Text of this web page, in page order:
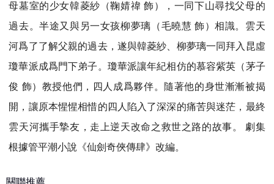
母墓室的少女韓菱紗（鞠婧禕 飾），一同下山尋找父母的
過去。半途又與另一女孩柳夢璃（毛曉慧 飾）相識。雲天
河爲了了解父親的過去，遂與韓菱紗、柳夢璃一同拜入昆虛
瓊華派成爲門下弟子。瓊華派讓年紀相仿的慕容紫英（茅子
俊 飾）教授他們，四人成爲夥伴。隨著他的身世漸漸被揭
開，讓原本惺惺相惜的四人陷入了深深的痛苦與迷茫，最終
雲天河攜手摯友，走上逆天改命之救世之路的故事。 劇集
根據管平潮小說《仙劍奇俠傳肆》改編。
關聯推薦